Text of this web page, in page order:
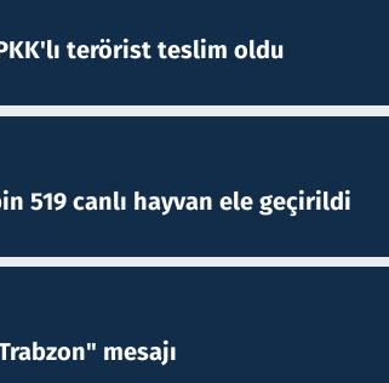
terörist teslim oldu
519 canlı hayvan ele geçirildi
mesajı